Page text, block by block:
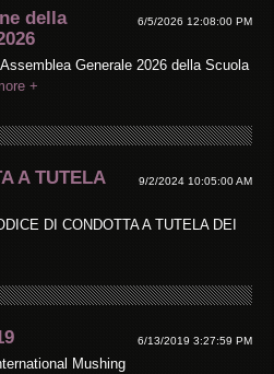
6/5/2026 12:08:00 PM
della
Generale 2026 della Scuola
+
9/2/2024 10:05:00 AM
A TUTELA
DI CONDOTTA A TUTELA DEI
6/13/2019 3:27:59 PM
Mushing